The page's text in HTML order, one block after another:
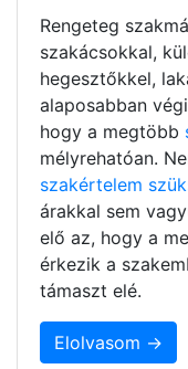
Rengeteg
szakácsokkal,
hegesztőkkel,
alaposabban
hogy a megtöbb
mélyrehatóan.
szakértelem
árakkal sem
elő az, hogy a
érkezik a
támaszt elé.
Elolvasom →